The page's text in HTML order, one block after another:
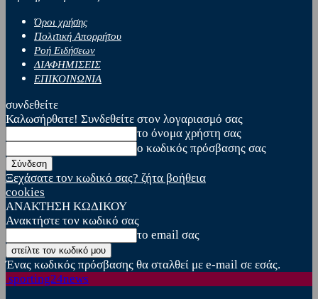
Όροι χρήσης
Πολιτική Απορρήτου
Ροή Ειδήσεων
ΔΙΑΦΗΜΙΣΕΙΣ
ΕΠΙΚΟΙΝΩΝΙΑ
συνδεθείτε
Καλωσήρθατε! Συνδεθείτε στον λογαριασμό σας
το όνομα χρήστη σας
ο κωδικός πρόσβασης σας
Ξεχάσατε τον κωδικό σας? ζήτα βοήθεια
cookies
ΑΝΑΚΤΗΣΗ ΚΩΔΙΚΟΥ
Ανακτήστε τον κωδικό σας
το email σας
Ένας κωδικός πρόσβασης θα σταλθεί με e-mail σε εσάς.
sporting24news